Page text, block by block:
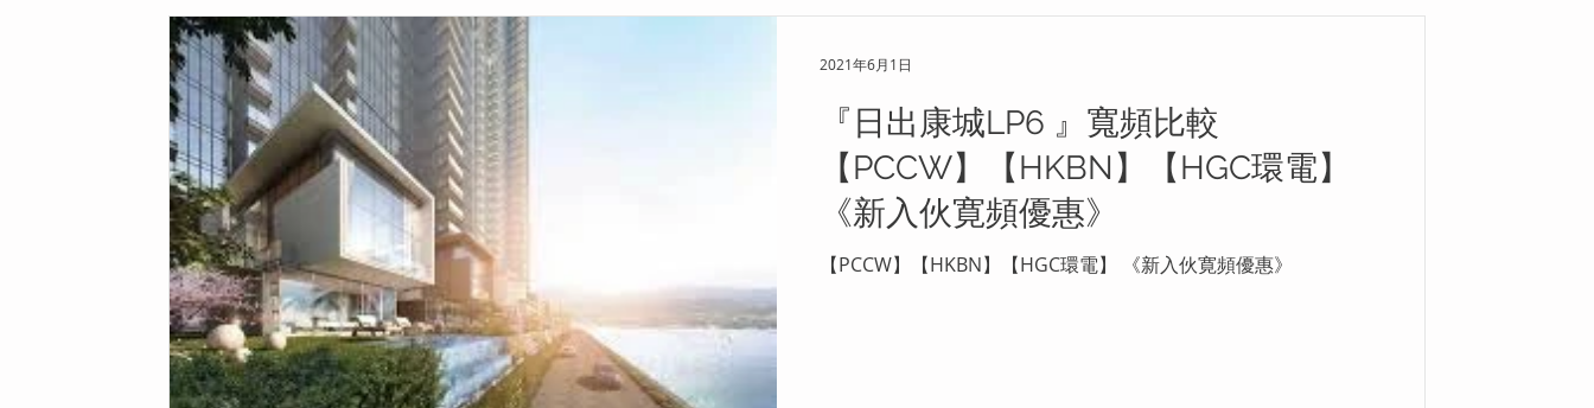
『日出康城LP6 』寬頻比較
【PCCW】【HKBN】【HGC環電】
《新入伙寛頻優惠》
【PCCW】【HKBN】【HGC環電】 《新入伙寛頻優惠》
2021年6月1日